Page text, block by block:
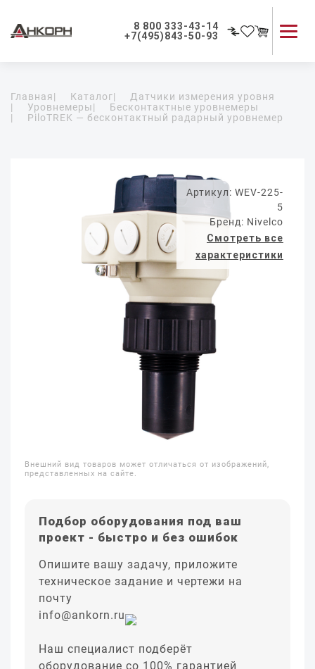
8 800 333-43-14
+7(495)843-50-93
Применение приборов
Как мы работаем
Главная| Каталог|
Датчики измерения уровня
|
Уровнемеры|
Бесконтактные уровнемеры
|
PiloTREK — бесконтактный радарный уровнемер
Артикул: WEV-225-
5
Бренд: Nivelco
Смотреть все
характеристики
Внешний вид товаров может отличаться от изображений,
представленных на сайте.
Подбор оборудования под ваш
проект - быстро и без ошибок
Опишите вашу задачу, приложите
техническое задание и чертежи на
почту
info@ankorn.ru
Наш специалист подберёт
оборудование со 100% гарантией